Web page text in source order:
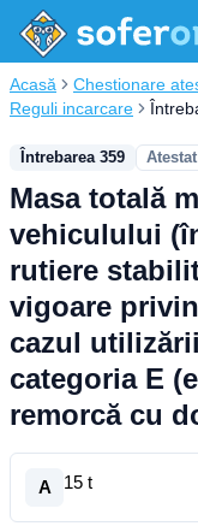
Acasă Chestionare
Reguli incarcare
Întrebarea 359
Masa totală
vehiculului
rutiere
vigoare
cazul
categoria E
remorcă cu
A 15 t